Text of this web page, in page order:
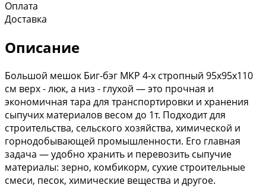
Оплата
Доставка
Описание
Большой мешок Биг‑бэг МКР 4‑х стропный 95х95х110
см верх - люк, а низ - глухой — это прочная и
экономичная тара для транспортировки и хранения
сыпучих материалов весом до 1т. Подходит для
строительства, сельского хозяйства, химической и
горнодобывающей промышленности. Его главная
задача — удобно хранить и перевозить сыпучие
материалы: зерно, комбикорм, сухие строительные
смеси, песок, химические вещества и другое.